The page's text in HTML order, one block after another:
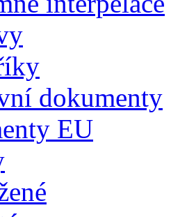
dokumenty
EU